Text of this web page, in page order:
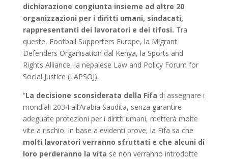
dichiarazione congiunta insieme ad altre 20
organizzazioni per i diritti umani, sindacati,
rappresentanti dei lavoratori e dei tifosi. Tra
queste, Football Supporters Europe, la Migrant
Defenders Organisation dal Kenya, la Sports and
Rights Alliance, la nepalese Law and Policy Forum for
Social Justice (LAPSOJ).
“La decisione sconsiderata della Fifa di assegnare i
mondiali 2034 all’Arabia Saudita, senza garantire
adeguate protezioni per i diritti umani, metterà molte
vite a rischio. In base a evidenti prove, la Fifa sa che
molti lavoratori verranno sfruttati e che alcuni di
loro perderanno la vita se non verranno introdotte